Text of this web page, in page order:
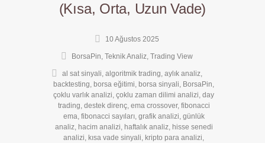
(Kısa, Orta, Uzun Vade)
10 Ağustos 2025
BorsaPin, Teknik Analiz, Trading View
al sat sinyali, algoritmik trading, aylık analiz,
backtesting, borsa eğitimi, borsa sinyali, BorsaPin,
çoklu varlık analizi, çoklu zaman dilimi analizi, day
trading, destek direnç, ema crossover, fibonacci
ema, fibonacci sayıları, grafik analizi, günlük
analiz, hacim analizi, haftalık analiz, hisse senedi
analizi, kısa vade sinyali, kripto para analizi,